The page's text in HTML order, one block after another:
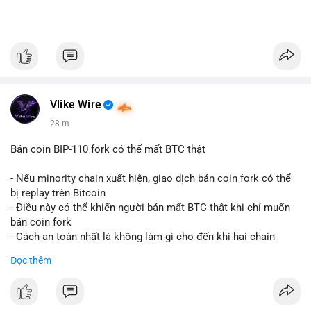
Vlike Wire
28 m
Bán coin BIP-110 fork có thể mất BTC thật
- Nếu minority chain xuất hiện, giao dịch bán coin fork có thể
bị replay trên Bitcoin
- Điều này có thể khiến người bán mất BTC thật khi chỉ muốn
bán coin fork
- Cách an toàn nhất là không làm gì cho đến khi hai chain
-#binancesquare
$btc
Đọc thêm